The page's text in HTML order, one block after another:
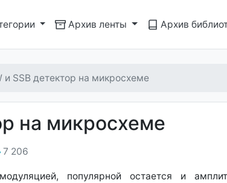
Архив ленты Архив
и SSB детектор на микросхеме
на микросхеме
7 206
популярной остается и